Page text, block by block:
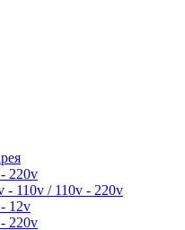
220v
- 110v / 110v - 220v
12v
220v